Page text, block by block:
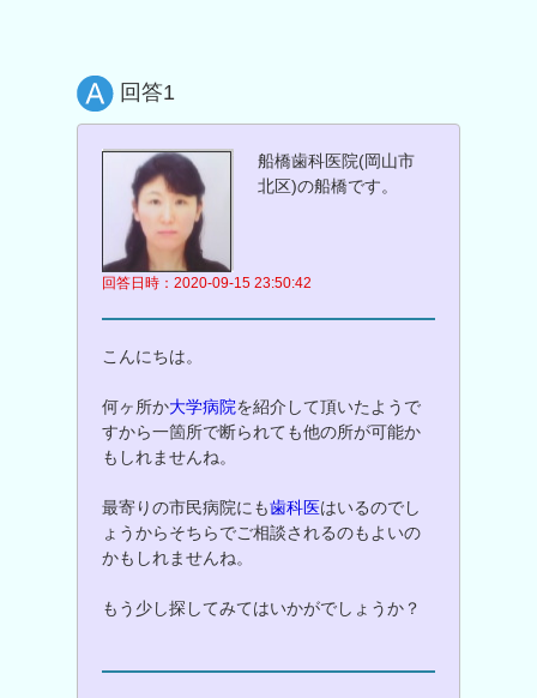
回答1
船橋歯科医院(岡山市
北区)の船橋です。
回答日時：2020-09-15 23:50:42
こんにちは。
何ヶ所か大学病院を紹介して頂いたようで
すから一箇所で断られても他の所が可能か
もしれませんね。
最寄りの市民病院にも歯科医はいるのでし
ょうからそちらでご相談されるのもよいの
かもしれませんね。
もう少し探してみてはいかがでしょうか？